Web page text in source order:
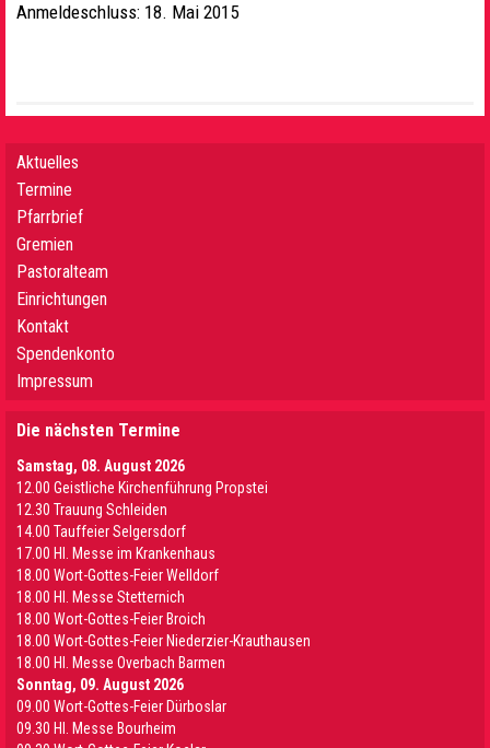
Anmeldeschluss: 18. Mai 2015
Aktuelles
Termine
Pfarrbrief
Gremien
Pastoralteam
Einrichtungen
Kontakt
Spendenkonto
Impressum
Die nächsten Termine
Samstag, 08. August 2026
12.00 Geistliche Kirchenführung Propstei
12.30 Trauung Schleiden
14.00 Tauffeier Selgersdorf
17.00 Hl. Messe im Krankenhaus
18.00 Wort-Gottes-Feier Welldorf
18.00 Hl. Messe Stetternich
18.00 Wort-Gottes-Feier Broich
18.00 Wort-Gottes-Feier Niederzier-Krauthausen
18.00 Hl. Messe Overbach Barmen
Sonntag, 09. August 2026
09.00 Wort-Gottes-Feier Dürboslar
09.30 HI. Messe Bourheim